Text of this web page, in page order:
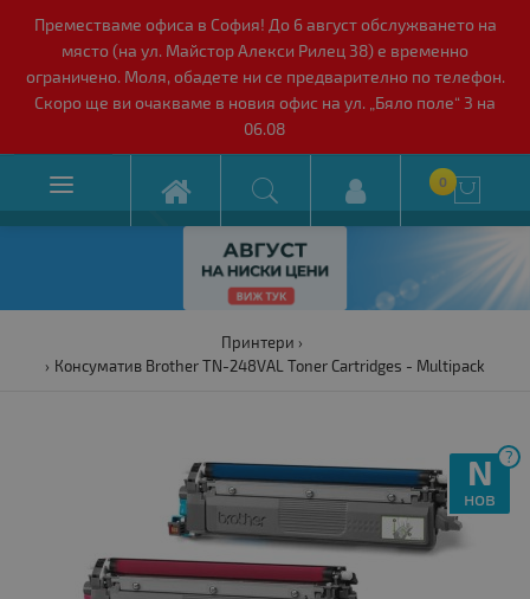
Преместваме офиса в София! До 6 август обслужването на
място (на ул. Майстор Алекси Рилец 38) е временно
ограничено. Моля, обадете ни се предварително по телефон.
Скоро ще ви очакваме в новия офис на ул. „Бяло поле“ 3 на
06.08
 0 
Принтери
Консуматив Brother TN-248VAL Toner Cartridges - Multipack
?
N
нов